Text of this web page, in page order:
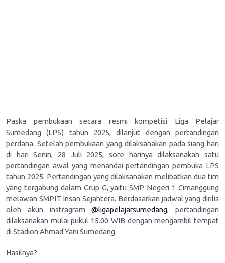
Paska pembukaan secara resmi kompetisi Liga Pelajar
Sumedang (LPS) tahun 2025, dilanjut dengan pertandingan
perdana. Setelah pembukaan yang dilaksanakan pada siang hari
di hari Senin, 28 Juli 2025, sore harinya dilaksanakan satu
pertandingan awal yang menandai pertandingan pembuka LPS
tahun 2025. Pertandingan yang dilaksanakan melibatkan dua tim
yang tergabung dalam Grup G, yaitu SMP Negeri 1 Cimanggung
melawan SMPIT Insan Sejahtera. Berdasarkan jadwal yang dirilis
oleh akun instragram@ligapelajarsumedang, pertandingan
dilaksanakan mulai pukul 15.00 WIB dengan mengambil tempat
di Stadion Ahmad Yani Sumedang.
Hasilnya?